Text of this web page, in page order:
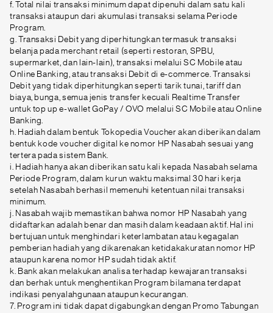
f. Total nilai transaksi minimum dapat dipenuhi dalam satu kali
transaksi ataupun dari akumulasi transaksi selama Periode
Program.
g. Transaksi Debit yang diperhitungkan termasuk transaksi
belanja pada merchant retail (seperti restoran, SPBU,
supermarket, dan lain-lain), transaksi melalui SC Mobile atau
Online Banking, atau transaksi Debit di e-commerce. Transaksi
Debit yang tidak diperhitungkan seperti tarik tunai, tariff dan
biaya, bunga, semua jenis transfer kecuali Realtime Transfer
untuk top up e-wallet GoPay / OVO melalui SC Mobile atau Online
Banking.
h. Hadiah dalam bentuk Tokopedia Voucher akan diberikan dalam
bentuk kode voucher digital ke nomor HP Nasabah sesuai yang
tertera pada sistem Bank.
i. Hadiah hanya akan diberikan satu kali kepada Nasabah selama
Periode Program, dalam kurun waktu maksimal 30 hari kerja
setelah Nasabah berhasil memenuhi ketentuan nilai transaksi
minimum.
j. Nasabah wajib memastikan bahwa nomor HP Nasabah yang
didaftarkan adalah benar dan masih dalam keadaan aktif. Hal ini
bertujuan untuk menghindari keterlambatan atau kegagalan
pemberian hadiah yang dikarenakan ketidakakuratan nomor HP
ataupun karena nomor HP sudah tidak aktif.
k. Bank akan melakukan analisa terhadap kewajaran transaksi
dan berhak untuk menghentikan Program bilamana terdapat
indikasi penyalahgunaan ataupun kecurangan.
7. Program ini tidak dapat digabungkan dengan Promo Tabungan